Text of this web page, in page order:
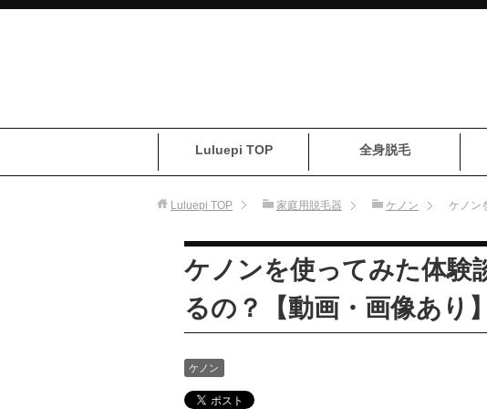
Luluepi TOP 全身脱毛
Luluepi TOP 家庭用脱毛器 ケノン ケノン
ケノンを使ってみた体験
るの？【動画・画像あり】
ケノン